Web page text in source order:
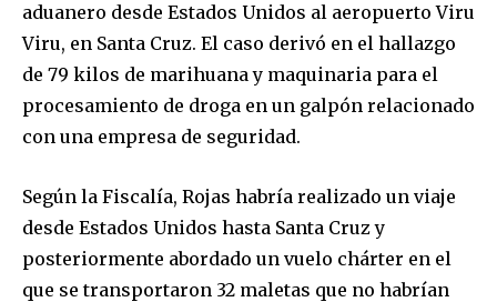
aduanero desde Estados Unidos al aeropuerto Viru
Viru, en Santa Cruz. El caso derivó en el hallazgo
de 79 kilos de marihuana y maquinaria para el
procesamiento de droga en un galpón relacionado
con una empresa de seguridad.
Según la Fiscalía, Rojas habría realizado un viaje
desde Estados Unidos hasta Santa Cruz y
posteriormente abordado un vuelo chárter en el
que se transportaron 32 maletas que no habrían